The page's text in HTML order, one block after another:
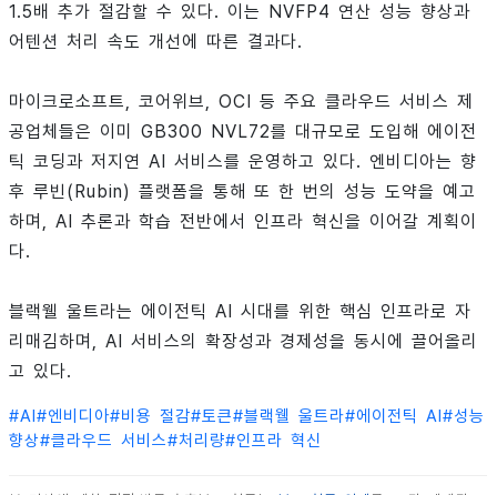
1.5배 추가 절감할 수 있다. 이는 NVFP4 연산 성능 향상과
어텐션 처리 속도 개선에 따른 결과다.
마이크로소프트, 코어위브, OCI 등 주요 클라우드 서비스 제
공업체들은 이미 GB300 NVL72를 대규모로 도입해 에이전
틱 코딩과 저지연 AI 서비스를 운영하고 있다. 엔비디아는 향
후 루빈(Rubin) 플랫폼을 통해 또 한 번의 성능 도약을 예고
하며, AI 추론과 학습 전반에서 인프라 혁신을 이어갈 계획이
다.
블랙웰 울트라는 에이전틱 AI 시대를 위한 핵심 인프라로 자
리매김하며, AI 서비스의 확장성과 경제성을 동시에 끌어올리
고 있다.
#AI #엔비디아#비용 절감#토큰#블랙웰 울트라#에이전틱 AI #성능
향상#클라우드 서비스#처리량#인프라 혁신